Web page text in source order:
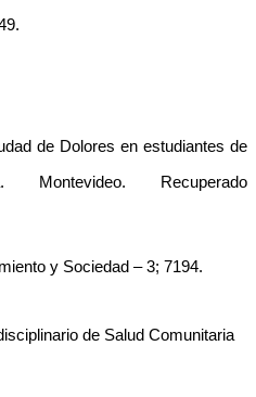
de Dolores en estudiantes de
Recuperado
y Sociedad – 3; 7194.
de Salud Comunitaria